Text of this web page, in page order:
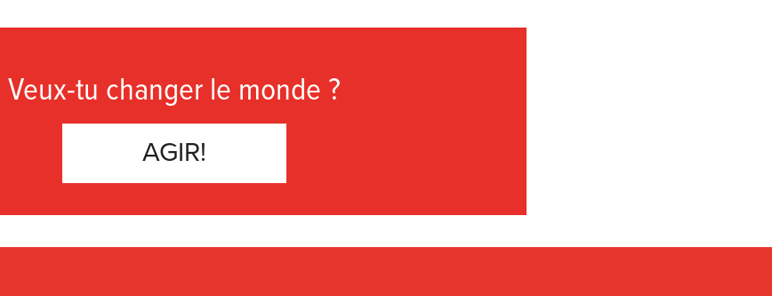
Veux-tu changer le monde ?
AGIR!